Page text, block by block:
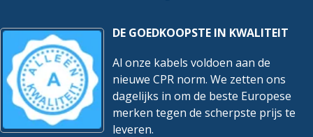
DE GOEDKOOPSTE IN KWALITEIT
Al onze kabels voldoen aan de
nieuwe CPR norm. We zetten ons
dagelijks in om de beste Europese
merken tegen de scherpste prijs te
leveren.